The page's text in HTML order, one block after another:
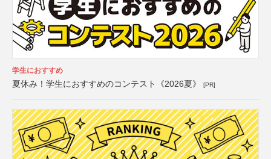
学生におすすめ
夏休み！学生におすすめのコンテスト《2026夏》 [PR]